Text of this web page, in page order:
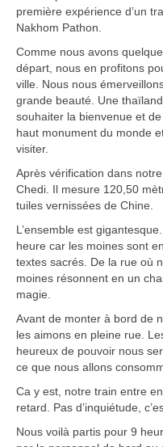
Carte du
Cambodge –
Toutes à l’école
Paludisme au
Les articles du
France
Carte de la France
Notre région, la
Blog
Catégories
Boucles d’articles
Commentaires
première expérience d’un
Nakhom Pathon.
Comme nous avons
départ, nous en profitons
ville. Nous nous
grande beauté. Une
souhaiter la bienvenue et de
haut monument du monde
visiter.
Après vérification dans
Chedi. Il mesure 120,50
tuiles vernissées de Chine.
L’ensemble est
heure car les moines sont
textes sacrés. De la rue où
moines résonnent en un
magie.
Avant de monter à bord de
les aimons en pleine rue.
heureux de pouvoir nous
ce que nous allons
Ca y est, notre train entre
retard. Pas d’inquiétude,
Nous voilà partis pour 9